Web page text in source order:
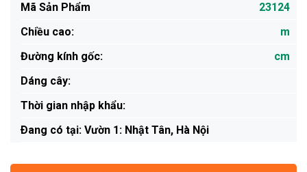
Mã Sản Phẩm
23124
Chiều cao:
m
Đường kính gốc:
cm
Dáng cây:
Thời gian nhập khẩu:
Ðang có tại: Vườn 1: Nhật Tân, Hà Nội